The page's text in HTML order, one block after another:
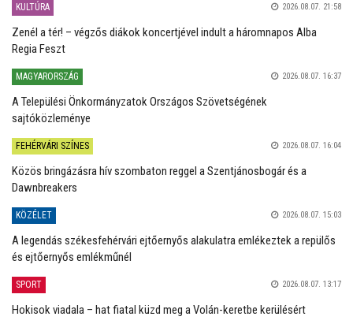
KULTÚRA 2026.08.07. 21:58
Zenél a tér! – végzős diákok koncertjével indult a háromnapos Alba
Regia Feszt
MAGYARORSZÁG 2026.08.07. 16:37
A Települési Önkormányzatok Országos Szövetségének
sajtóközleménye
FEHÉRVÁRI SZÍNES 2026.08.07. 16:04
Közös bringázásra hív szombaton reggel a Szentjánosbogár és a
Dawnbreakers
KÖZÉLET 2026.08.07. 15:03
A legendás székesfehérvári ejtőernyős alakulatra emlékeztek a repülős
és ejtőernyős emlékműnél
SPORT 2026.08.07. 13:17
Hokisok viadala – hat fiatal küzd meg a Volán-keretbe kerülésért